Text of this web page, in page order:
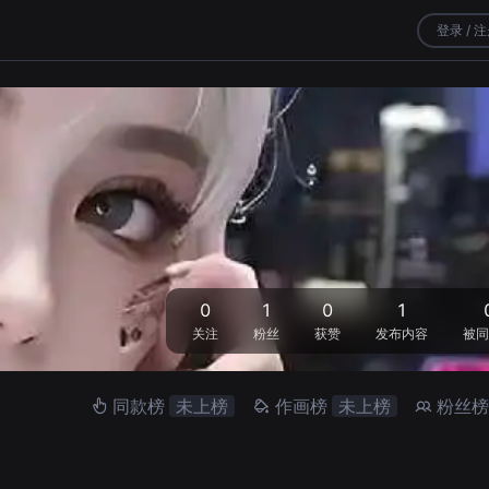
登录 /
0
关注
1
粉丝
0
获赞
1
发布内容 被
同款榜 未上榜 作画榜 未上榜 粉丝榜